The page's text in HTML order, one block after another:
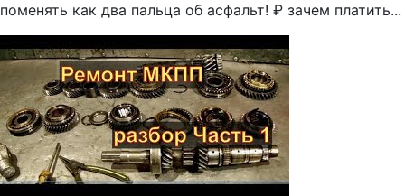
поменять как два пальца об асфальт! ₽ зачем платить...